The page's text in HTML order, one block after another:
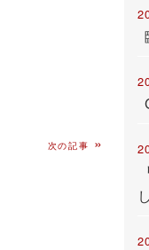
次の記事 »